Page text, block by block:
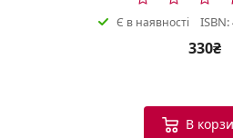
Є в наявності ISBN:
330₴
В